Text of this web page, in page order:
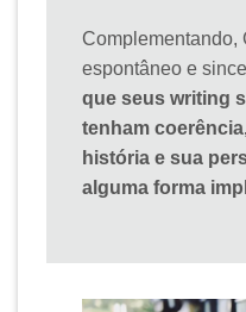
Complementando,
espontâneo e
que seus writing
tenham
história e sua
alguma forma